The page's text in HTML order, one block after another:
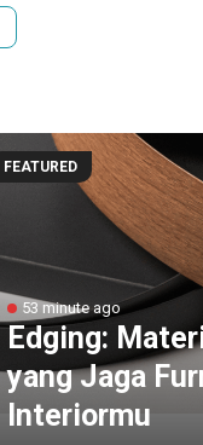
FEATURED
53 minute ago
Edging:
yang Jaga
Interiormu